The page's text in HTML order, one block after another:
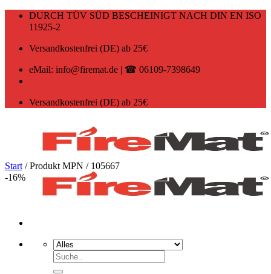
Zum
DURCH TÜV SÜD BESCHEINIGT NACH DIN EN ISO
11925-2
Versandkostenfrei (DE) ab 25€
eMail: info@firemat.de | ☎ 06109-7398649
Versandkostenfrei (DE) ab 25€
Suchen
nach:
Start /Produkt MPN /105667
-16%